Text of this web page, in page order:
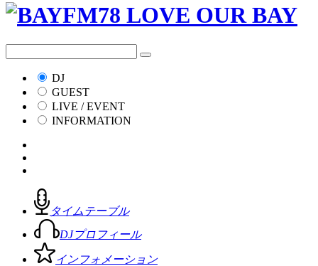
DJ
GUEST
LIVE / EVENT
INFORMATION
タイムテーブル
DJプロフィール
インフォメーション